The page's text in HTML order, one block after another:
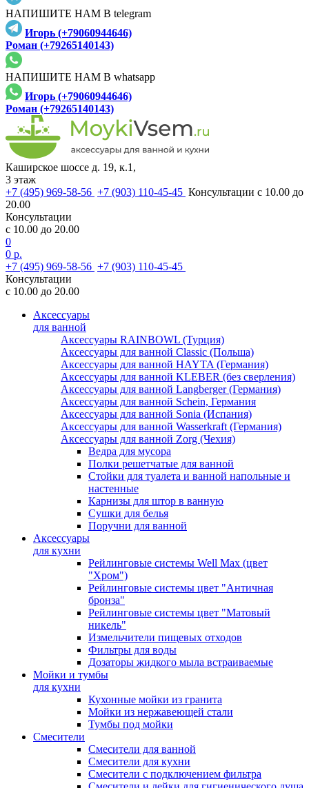
НАПИШИТЕ НАМ В telegram
Игорь (+79060944646)
Роман (+79265140143)
НАПИШИТЕ НАМ В whatsapp
Игорь (+79060944646)
Роман (+79265140143)
Каширское шоссе д. 19, к.1,
3 этаж
+7 (495) 969-58-56 +7 (903) 110-45-45 Консультации с 10.00 до
20.00
Консультации
с 10.00 до 20.00
0
0 р.
+7 (495) 969-58-56 +7 (903) 110-45-45
Консультации
с 10.00 до 20.00
Аксессуары
для ванной
Аксессуары RAINBOWL (Турция)
Аксессуары для ванной Classic (Польша)
Аксессуары для ванной HAYTA (Германия)
Аксессуары для ванной KLEBER (без сверления)
Аксессуары для ванной Langberger (Германия)
Аксессуары для ванной Schein, Германия
Аксессуары для ванной Sonia (Испания)
Аксессуары для ванной Wasserkraft (Германия)
Аксессуары для ванной Zorg (Чехия)
Ведра для мусора
Полки решетчатые для ванной
Стойки для туалета и ванной напольные и
настенные
Карнизы для штор в ванную
Сушки для белья
Поручни для ванной
Аксессуары
для кухни
Рейлинговые системы Well Max (цвет
"Хром")
Рейлинговые системы цвет "Античная
бронза"
Рейлинговые системы цвет "Матовый
никель"
Измельчители пищевых отходов
Фильтры для воды
Дозаторы жидкого мыла встраиваемые
Мойки и тумбы
для кухни
Кухонные мойки из гранита
Мойки из нержавеющей стали
Тумбы под мойки
Смесители
Смесители для ванной
Смесители для кухни
Смесители с подключением фильтра